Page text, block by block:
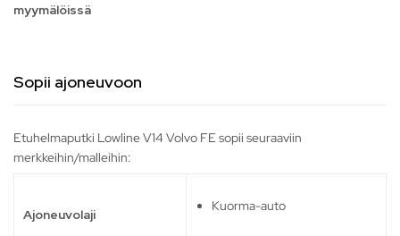
myymälöissä
Sopii ajoneuvoon
Etuhelmaputki Lowline V14 Volvo FE sopii seuraaviin
merkkeihin/malleihin:
Ajoneuvolaji
Kuorma-auto